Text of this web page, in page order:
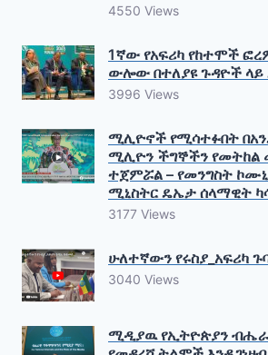
4550 Views
1ኛው የአፍሪካ የከተሞች
ውሎው በተለያዩ ጉዳዮች ላይ
3996 Views
ሚሊዮኖች የሚሳተፉበት
ሚሊዮን ችግኞችን የመትከል
ተጀምሯል – የመንግስት
ሚኒስትር ዴኤታ ሰላማዊት
3177 Views
ሁለተኛውን የሩስያ_አፍሪካ
3040 Views
ሚዲያዉ የኢትዮጵያን